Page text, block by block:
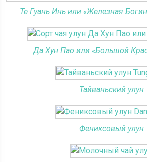
Те Гуань Инь или «Железная
Да Хун Пао или «Большой
Тайваньский улун
Фениксовый улун